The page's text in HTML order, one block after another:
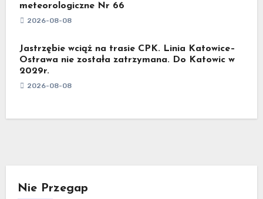
meteorologiczne Nr 66
2026-08-08
Jastrzębie wciąż na trasie CPK. Linia Katowice–
Ostrawa nie została zatrzymana. Do Katowic w
2029r.
2026-08-08
Nie Przegap